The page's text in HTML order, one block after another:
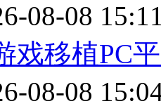
08-08
戏移植PC
08-08